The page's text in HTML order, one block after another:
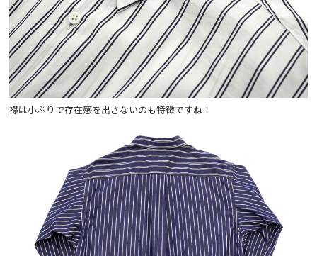
襟は小ぶりで存在感を出さないのも特徴ですね！